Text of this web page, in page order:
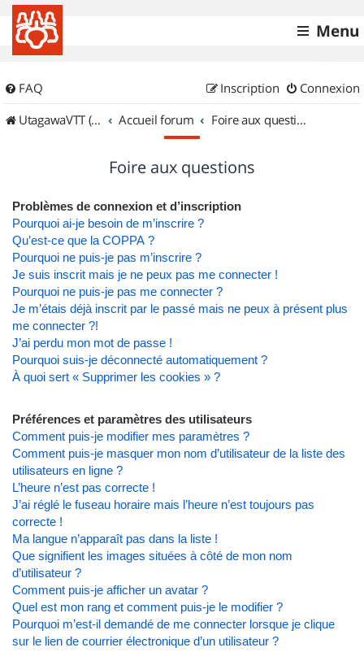
Menu
FAQ Connexion
Inscription
UtagawaVTT (Randos VTT et VTTAE avec traces GPS)
Accueil forum Foire aux questions
Foire aux questions
Problèmes de connexion et d’inscription
Pourquoi ai-je besoin de m’inscrire ?
Qu’est-ce que la COPPA ?
Pourquoi ne puis-je pas m’inscrire ?
Je suis inscrit mais je ne peux pas me connecter !
Pourquoi ne puis-je pas me connecter ?
Je m’étais déjà inscrit par le passé mais ne peux à présent plus
me connecter ?!
J’ai perdu mon mot de passe !
Pourquoi suis-je déconnecté automatiquement ?
À quoi sert « Supprimer les cookies » ?
Préférences et paramètres des utilisateurs
Comment puis-je modifier mes paramètres ?
Comment puis-je masquer mon nom d’utilisateur de la liste des
utilisateurs en ligne ?
L’heure n’est pas correcte !
J’ai réglé le fuseau horaire mais l’heure n’est toujours pas
correcte !
Ma langue n’apparaît pas dans la liste !
Que signifient les images situées à côté de mon nom
d’utilisateur ?
Comment puis-je afficher un avatar ?
Quel est mon rang et comment puis-je le modifier ?
Pourquoi m’est-il demandé de me connecter lorsque je clique
sur le lien de courrier électronique d’un utilisateur ?